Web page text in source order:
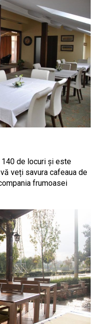
140 de locuri și este
veți savura cafeaua de
frumoasei